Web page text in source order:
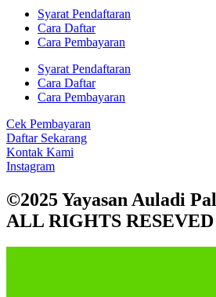
Syarat Pendaftaran
Cara Daftar
Cara Pembayaran
Syarat Pendaftaran
Cara Daftar
Cara Pembayaran
Cek Pembayaran
Daftar Sekarang
Kontak Kami
Instagram
©2025 Yayasan Auladi
ALL RIGHTS RESEVED